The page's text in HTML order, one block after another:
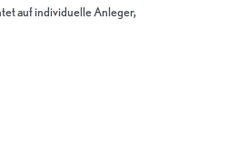
auf individuelle Anleger,